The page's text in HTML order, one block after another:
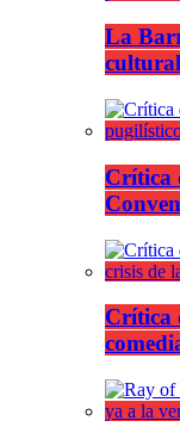
La
Crítica
Crítica